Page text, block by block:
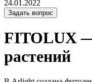
24.01.2022
Задать вопрос
FITOLUX
растений